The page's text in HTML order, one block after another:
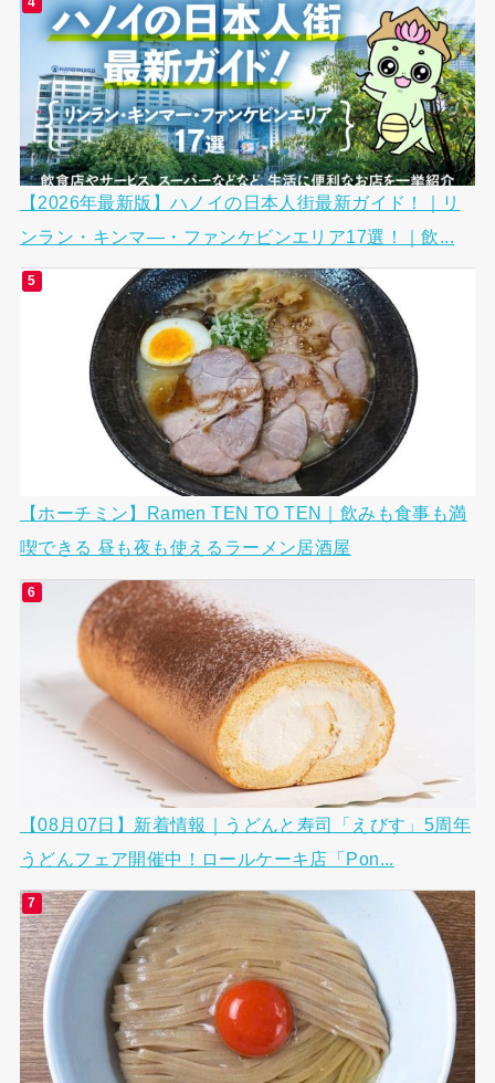
【2026年最新版】ハノイの日本人街最新ガイド！｜リ
ンラン・キンマ―・ファンケビンエリア17選！｜飲...
【ホーチミン】Ramen TEN TO TEN｜飲みも食事も満
喫できる 昼も夜も使えるラーメン居酒屋
【08月07日】新着情報｜うどんと寿司「えびす」5周年
うどんフェア開催中！ロールケーキ店「Pon...